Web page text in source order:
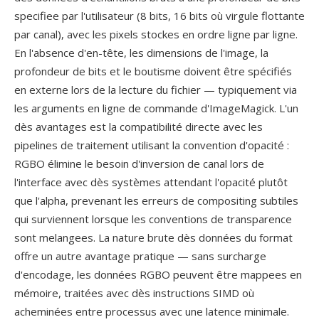
specifiee par l'utilisateur (8 bits, 16 bits où virgule flottante
par canal), avec les pixels stockes en ordre ligne par ligne.
En l'absence d'en-tête, les dimensions de l'image, la
profondeur de bits et le boutisme doivent être spécifiés
en externe lors de la lecture du fichier — typiquement via
les arguments en ligne de commande d'ImageMagick. L'un
dès avantages est la compatibilité directe avec les
pipelines de traitement utilisant la convention d'opacité :
RGBO élimine le besoin d'inversion de canal lors de
l'interface avec dès systèmes attendant l'opacité plutôt
que l'alpha, prevenant les erreurs de compositing subtiles
qui surviennent lorsque les conventions de transparence
sont melangees. La nature brute dès données du format
offre un autre avantage pratique — sans surcharge
d'encodage, les données RGBO peuvent être mappees en
mémoire, traitées avec dès instructions SIMD où
acheminées entre processus avec une latence minimale.